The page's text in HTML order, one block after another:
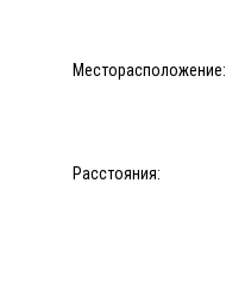
Месторасположение:
Расстояния: